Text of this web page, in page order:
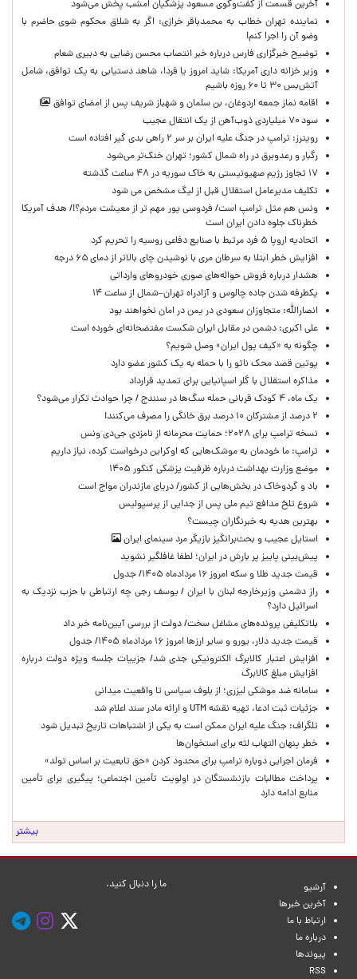
آخرین قسمت از گفت‌وگوی مسعود پزشکیان امشب پخش می‌شود
نماینده تهران خطاب به محمدباقر خرازی: اگر به شلاق محکوم شوی حاضرم با
وضو آن را اجرا کنم!
توضیح خبرگزاری فارس درباره خبر انتصاب محسن رضایی به دبیری شعام
وزیر خزانه داری آمریکا: شاید امروز یا فردا، شاهد دستیابی به یک توافق، شامل
آتش‌بس ۳۰ تا ۶۰ روزه باشیم
اقامه نماز جمعه اردوغان، بن ‌سلمان و شهباز شریف پس از امضای توافق
سود ۷۰ میلیاردی ذوب‌آهن از یک انتقال عجیب
رویترز: ترامپ در جنگ علیه ایران بر سر ۲ راهی بدی گیر افتاده است
رگبار و رعدوبرق در راه شمال کشور؛ تهران خنک‌تر می‌شود
۱۷ تجاوز رژیم صهیونیستی به خاک سوریه در ۴۸ ساعت گذشته
تکلیف مدیرعامل استقلال قبل از لیگ مشخص می شود
ونس هم مثل ترامپ است/ فردوسی پور مهم تر از معیشت مردم؟!/ هدف آمریکا
خطرناک جلوه دادن ایران است
اتحادیه اروپا ۵ فرد مرتبط با صنایع دفاعی روسیه را تحریم کرد
افزایش خطر ابتلا به سرطان مری با نوشیدن چای بالاتر از دمای ۶۵ درجه
هشدار درباره فروش حواله‌های صوری خودروهای وارداتی
یکطرفه شدن جاده چالوس و آزادراه تهران–شمال از ساعت ۱۴
انصارالله: متجاوزان سعودی در یمن در امان نخواهند بود
علی اکبری: دشمن در مقابل ایران شکست مفتضحانه‌ای خورده است
چگونه به «کیف پول ایران» وصل شویم؟
پوتین قصد محک ناتو را با حمله به یک کشور عضو دارد
مذاکره استقلال با گلر اسپانیایی برای تمدید قرارداد
یک ماه، ۴ کودک قربانی حمله سگ‌ها در سنندج / چرا حوادث تکرار می‌شود؟
۲ درصد از مشترکان ۱۰ درصد برق خانگی را مصرف می‌کنند!
نسخه ترامپ برای ۲۰۲۸؛ حمایت محرمانه از نامزدی جی‌دی ونس
ترامپ: ما خودمان به موشک‌هایی که اوکراین درخواست کرده، نیاز داریم
موضع وزارت بهداشت درباره ظرفیت پزشکی کنکور ۱۴۰۵
باد و گردوخاک در بخش‌هایی از کشور/ دریای مازندران مواج است
شروع تلخ مدافع تیم ملی پس از جدایی از پرسپولیس
بهترین هدیه به خبرنگاران چیست؟
استایل عجیب و بحث‌برانگیز بازیگر مرد سینمای ایران
پیش‌بینی پاییز پر بارش در ایران؛ لطفا غافلگیر نشوید
قیمت جدید طلا و سکه امروز ۱۶ مردادماه ۱۴۰۵/ جدول
راز دشمنی وزیرخارجه لبنان با ایران / یوسف رجی چه ارتباطی با حزب نزدیک به
اسرائیل دارد؟
بلاتکلیفی پرونده‌های مشاغل سخت/ دولت از بررسی آیین‌نامه خبر داد
قیمت جدید دلار، یورو و سایر ارزها امروز ۱۶ مردادماه ۱۴۰۵/ جدول
افزایش اعتبار کالابرگ الکترونیکی جدی شد/ جزییات جلسه ویژه دولت درباره
افزایش مبلغ کالابرگ
سامانه ضد موشکی لیزری؛ از بلوف سیاسی تا واقعیت میدانی
جزئیات ثبت ادعا، تهیه نقشه UTM و ارائه مادر سند اعلام شد
تلگراف: جنگ علیه ایران ممکن است به یکی از اشتباهات تاریخ تبدیل شود
خطر پنهان التهاب لثه برای استخوان‌ها
فرمان اجرایی دوباره ترامپ برای محدود کردن «حق تابعیت بر اساس تولد»
پرداخت مطالبات بازنشستگان در اولویت تأمین اجتماعی؛ پیگیری برای تأمین
منابع ادامه دارد
بیشتر
آرشیو
آخرین خبرها
ارتباط با ما
درباره ما
پیوندها
RSS
ما را دنبال کنید.